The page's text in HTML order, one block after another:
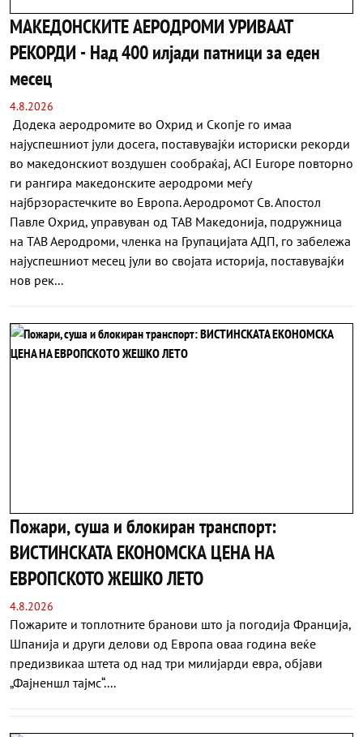
МАКЕДОНСКИТЕ АЕРОДРОМИ УРИВААТ
РЕКОРДИ - Над 400 илјади патници за еден
месец
4.8.2026
Додека аеродромите во Охрид и Скопје го имаа
најуспешниот јули досега, поставувајќи историски рекорди
во македонскиот воздушен сообраќај, ACI Europe повторно
ги рангира македонските аеродроми меѓу
најбрзорастечките во Европа. Аеродромот Св. Апостол
Павле Охрид, управуван од ТАВ Македонија, подружница
на ТАВ Аеродроми, членка на Групацијата АДП, го забележа
најуспешниот месец јули во својата историја, поставувајќи
нов рек...
Пожари, суша и блокиран транспорт:
ВИСТИНСКАТА ЕКОНОМСКА ЦЕНА НА
ЕВРОПСКОТО ЖЕШКО ЛЕТО
4.8.2026
Пожарите и топлотните бранови што ја погодија Франција,
Шпанија и други делови од Европа оваа година веќе
предизвикаа штета од над три милијарди евра, објави
„Фајненшл тајмс“....